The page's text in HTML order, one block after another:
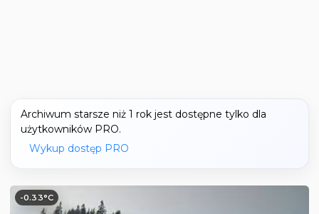
Archiwum starsze niż 1 rok jest dostępne tylko dla
użytkowników PRO.
Wykup dostęp PRO
-0.33°C